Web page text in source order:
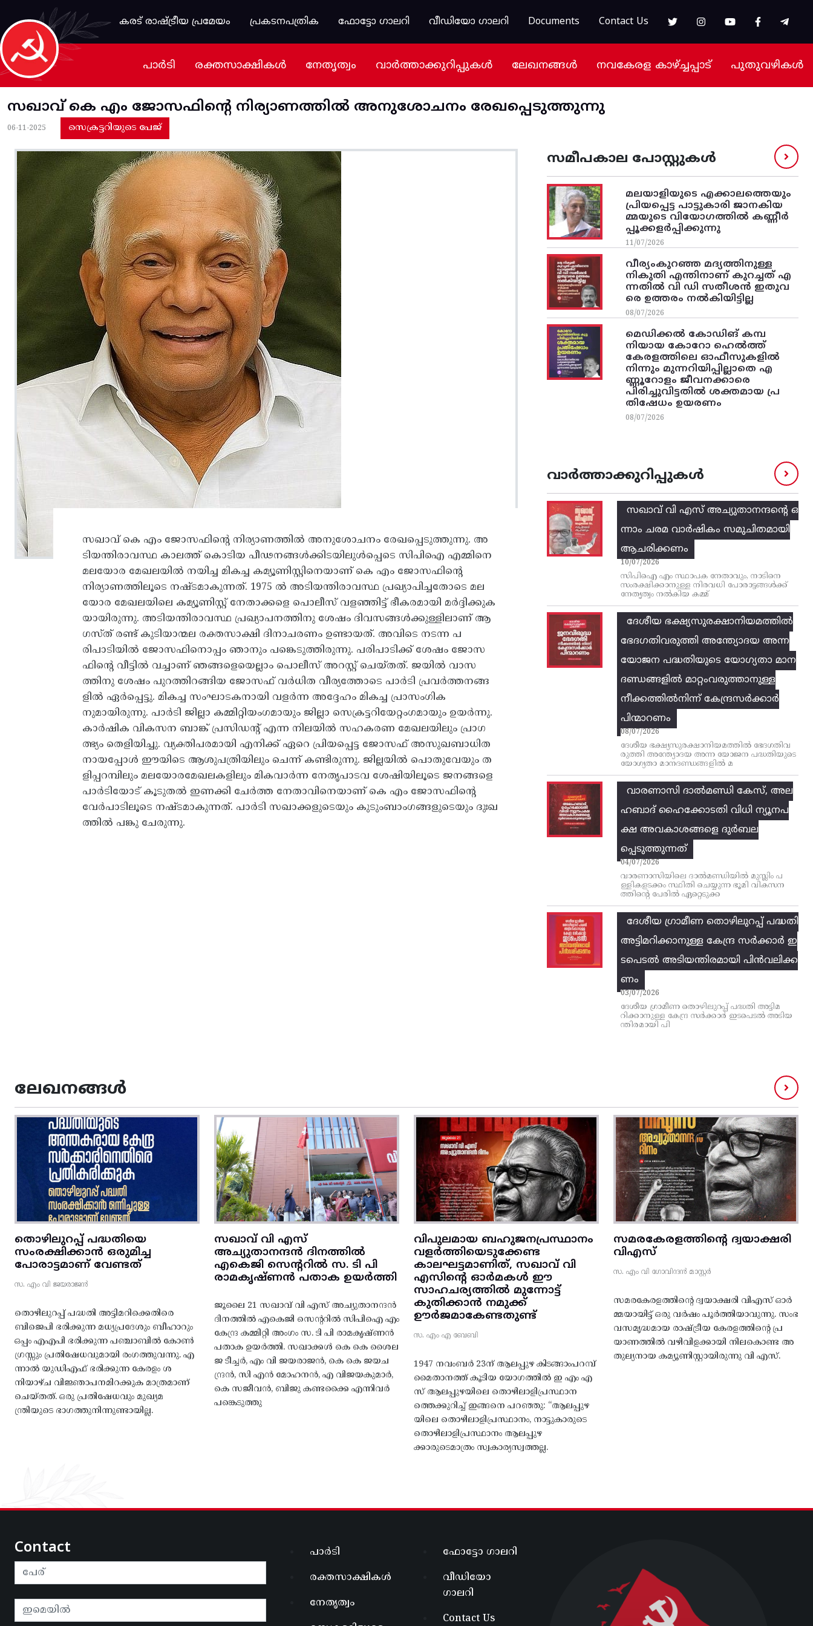
Skip to main content
കരട് രാഷ്ട്രീയ പ്രമേയം
പ്രകടനപത്രിക ഫോട്ടോ ഗാലറി വീഡിയോ ഗാലറി Documents Contact Us
പാർടി രക്തസാക്ഷികൾ നേതൃത്വം വാർത്താക്കുറിപ്പുകൾ ലേഖനങ്ങൾ നവകേരള കാഴ്ച്ചപ്പാട് പുതുവഴികൾ
സഖാവ് കെ എം ജോസഫിന്റെ നിര്യാണത്തിൽ അനുശോചനം രേഖപ്പെടുത്തുന്നു
06-11-2025 സെക്രട്ടറിയുടെ പേജ്
സഖാവ് കെ എം ജോസഫിന്റെ നിര്യാണത്തിൽ അനുശോചനം രേഖപ്പെടുത്തുന്നു. അ
ടിയന്തിരാവസ്ഥ കാലത്ത് കൊടിയ പീഢനങ്ങൾക്കിടയിലുൾപ്പെടെ സിപിഐ എമ്മിനെ
മലയോര മേഖലയിൽ നയിച്ച മികച്ച കമ്യൂണിസ്റ്റിനെയാണ് കെ എം ജോസഫിൻ്റെ
നിര്യാണത്തിലൂടെ നഷ്ടമാകുന്നത്. 1975 ൽ അടിയന്തിരാവസ്ഥ പ്രഖ്യാപിച്ചതോടെ മല
യോര മേഖലയിലെ കമ്യൂണിസ്റ്റ് നേതാക്കളെ പൊലീസ് വളഞ്ഞിട്ട് ഭീകരമായി മർദ്ദിക്കുക
യായിരുന്നു. അടിയന്തിരാവസ്ഥ പ്രഖ്യാപനത്തിനു ശേഷം ദിവസങ്ങൾക്കുള്ളിലാണ് ആ
ഗസ്ത് രണ്ട് കുടിയാന്മല രക്തസാക്ഷി ദിനാചരണം ഉണ്ടായത്. അവിടെ നടന്ന പ
രിപാടിയിൽ ജോസഫിനൊപ്പം ഞാനും പങ്കെടുത്തിരുന്നു. പരിപാടിക്ക് ശേഷം ജോസ
ഫിൻ്റെ വീട്ടിൽ വച്ചാണ് ഞങ്ങളെയെല്ലാം പൊലീസ് അറസ്റ്റ് ചെയ്തത്. ജയിൽ വാസ
ത്തിനു ശേഷം പുറത്തിറങ്ങിയ ജോസഫ് വർധിത വീര്യത്തോടെ പാർടി പ്രവർത്തനങ്ങ
ളിൽ ഏർപ്പെട്ടു. മികച്ച സംഘാടകനായി വളർന്ന അദ്ദേഹം മികച്ച പ്രാസംഗിക
നുമായിരുന്നു. പാർടി ജില്ലാ കമ്മിറ്റിയംഗമായും ജില്ലാ സെക്രട്ടറിയേറ്റംഗമായും ഉയർന്നു.
കാർഷിക വികസന ബാങ്ക് പ്രസിഡൻ്റ് എന്ന നിലയിൽ സഹകരണ മേഖലയിലും പ്രാഗ
ത്ഭ്യം തെളിയിച്ചു. വ്യക്തിപരമായി എനിക്ക് ഏറെ പ്രിയപ്പെട്ട ജോസഫ് അസുഖബാധിത
നായപ്പോൾ ഈയിടെ ആശുപത്രിയിലും ചെന്ന് കണ്ടിരുന്നു. ജില്ലയിൽ പൊതുവേയും ത
ളിപ്പറമ്പിലും മലയോരമേഖലകളിലും മികവാർന്ന നേതൃപാടവ ശേഷിയിലൂടെ ജനങ്ങളെ
പാർടിയോട് കൂടുതൽ ഇണക്കി ചേർത്ത നേതാവിനെയാണ് കെ എം ജോസഫിൻ്റെ
വേർപാടിലൂടെ നഷ്ടമാകുന്നത്. പാർടി സഖാക്കളുടെയും കുടുംബാംഗങ്ങളുടെയും ദുഃഖ
ത്തിൽ പങ്കു ചേരുന്നു.
സമീപകാല പോസ്റ്റുകൾ
മലയാളിയുടെ എക്കാലത്തെയും
പ്രിയപ്പെട്ട പാട്ടുകാരി ജാനകിയ
മ്മയുടെ വിയോഗത്തിൽ കണ്ണീർ
പ്പൂക്കളർപ്പിക്കുന്നു
11/07/2026
വീര്യംകുറഞ്ഞ മദ്യത്തിനുള്ള
നികുതി എന്തിനാണ് കുറച്ചത് എ
ന്നതിൽ വി ഡി സതീശൻ ഇതുവ
രെ ഉത്തരം നൽകിയിട്ടില്ല
08/07/2026
മെഡിക്കൽ കോഡിങ് കമ്പ
നിയായ കോറോ ഹെൽത്ത്
കേരളത്തിലെ ഓഫീസുകളിൽ
നിന്നും മുന്നറിയിപ്പില്ലാതെ എ
ണ്ണൂറോളം ജീവനക്കാരെ
പിരിച്ചുവിട്ടതിൽ‌ ശക്തമായ പ്ര
തിഷേധം ഉയരണം
08/07/2026
വാർത്താക്കുറിപ്പുകൾ
സഖാവ് വി എസ്‌ അച്യുതാനന്ദന്റെ ഒ
ന്നാം ചരമ വാര്‍ഷികം സമുചിതമായി
ആചരിക്കണം
10/07/2026
സിപിഐ എം സ്ഥാപക നേതാവും, നാടിനെ
സംരക്ഷിക്കാനുള്ള നിരവധി പോരാട്ടങ്ങള്‍ക്ക്‌
നേതൃത്വം നല്‍കിയ കമ്മ്
ദേശീയ ഭക്ഷ്യസുരക്ഷാനിയമത്തിൽ
ഭേദഗതിവരുത്തി അന്ത്യോദയ അന്ന
യോജന പദ്ധതിയുടെ യോഗ്യതാ മാന
ദണ്ഡങ്ങളിൽ മാറ്റംവരുത്താനുള്ള
നീക്കത്തിൽനിന്ന്‌ കേന്ദ്രസർക്കാർ
പിന്മാറണം
08/07/2026
ദേശീയ ഭക്ഷ്യസുരക്ഷാനിയമത്തിൽ ഭേദഗതിവ
രുത്തി അന്ത്യോദയ അന്ന യോജന പദ്ധതിയുടെ
യോഗ്യതാ മാനദണ്ഡങ്ങളിൽ മ
വാരണാസി ദാൽമണ്ഡി കേസ്, അല
ഹബാദ് ഹൈക്കോടതി വിധി ന്യൂനപ
ക്ഷ അവകാശങ്ങളെ ദുർബല
പ്പെടുത്തുന്നത്
04/07/2026
വാരണാസിയിലെ ദാൽമണ്ഡിയിൽ മുസ്ലിം പ
ള്ളികളടക്കം സ്ഥിതി ചെയ്യുന്ന ഭൂമി വികസന
ത്തിന്റെ പേരിൽ ഏറ്റെടുക്ക
ദേശീയ ഗ്രാമീണ തൊഴിലുറപ്പ്‌ പദ്ധതി
അട്ടിമറിക്കാനുള്ള കേന്ദ്ര സര്‍ക്കാര്‍ ഇ
ടപെടല്‍ അടിയന്തിരമായി പിന്‍വലിക്ക
ണം
03/07/2026
ദേശീയ ഗ്രാമീണ തൊഴിലുറപ്പ്‌ പദ്ധതി അട്ടിമ
റിക്കാനുള്ള കേന്ദ്ര സര്‍ക്കാര്‍ ഇടപെടല്‍ അടിയ
ന്തിരമായി പി
ലേഖനങ്ങൾ
തൊഴിലുറപ്പ് പദ്ധതിയെ
സംരക്ഷിക്കാൻ ഒരുമിച്ച
പോരാട്ടമാണ് വേണ്ടത്
സ. എം വി ജയരാജൻ
തൊഴിലുറപ്പ് പദ്ധതി അട്ടിമറിക്കെതിരെ
ബിജെപി ഭരിക്കുന്ന മധ്യപ്രദേശും ബീഹാറും
ഒപ്പം എഎപി ഭരിക്കുന്ന പഞ്ചാബിൽ കോൺ
ഗ്രസ്സും പ്രതിഷേധവുമായി രംഗത്തുവന്നു. എ
ന്നാൽ യുഡിഎഫ് ഭരിക്കുന്ന കേരളം ശ
നിയാഴ്ച വിജ്ഞാപനമിറക്കുക മാത്രമാണ്
ചെയ്തത്. ഒരു പ്രതിഷേധവും മുഖ്യമ
ന്ത്രിയുടെ ഭാഗത്തുനിന്നുണ്ടായില്ല.
സഖാവ് വി എസ്
അച്യുതാനന്ദൻ ദിനത്തിൽ
എകെജി സെന്ററിൽ സ. ടി പി
രാമകൃഷ്‌ണൻ പതാക ഉയർത്തി
ജൂലൈ 21 സഖാവ് വി എസ് അച്യുതാനന്ദൻ
ദിനത്തിൽ എകെജി സെന്ററിൽ സിപിഐ എം
കേന്ദ്ര കമ്മിറ്റി അംഗം സ. ടി പി രാമകൃഷ്‌ണൻ
പതാക ഉയർത്തി. സഖാക്കൾ കെ കെ ശൈല
ജ ടീച്ചർ, എം വി ജയരാജൻ, കെ കെ ജയച
ന്ദ്രൻ, സി എൻ മോഹനൻ, എ വിജയകുമാർ,
കെ സജീവൻ, ബിജു കണ്ടക്കൈ എന്നിവർ
പങ്കെടുത്തു
വിപുലമായ ബഹുജനപ്രസ്ഥാനം
വളർത്തിയെടുക്കേണ്ട
കാലഘട്ടമാണിത്, സഖാവ് വി
എസിന്റെ ഓർമകൾ ഈ
സാഹചര്യത്തിൽ മുന്നോട്ട്‌
കുതിക്കാൻ നമുക്ക്
ഊർജമാകേണ്ടതുണ്ട്
സ. എം എ ബേബി
1947 നവംബർ 23ന് ആലപ്പുഴ കിടങ്ങാംപറമ്പ്‌
മൈതാനത്ത്‌ കൂടിയ യോഗത്തിൽ ഇ എം എ
സ് ആലപ്പുഴയിലെ തൊഴിലാളിപ്രസ്ഥാന
ത്തെക്കുറിച്ച് ഇങ്ങനെ പറഞ്ഞു: “ആലപ്പുഴ
യിലെ തൊഴിലാളിപ്രസ്ഥാനം, നാട്ടുകാരുടെ
തൊഴിലാളിപ്രസ്ഥാനം ആലപ്പുഴ
ക്കാരുടെമാത്രം സ്വകാര്യസ്വത്തല്ല.
സമരകേരളത്തിൻ്റെ ദ്വയാക്ഷരി
വിഎസ്
സ. എം വി ഗോവിന്ദൻ മാസ്റ്റർ
സമരകേരളത്തിൻ്റെ ദ്വയാക്ഷരി വിഎസ് ഓർ
മ്മയായിട്ട് ഒരു വർഷം പൂർത്തിയാവുന്നു. സംഭ
വസമൃദ്ധമായ രാഷ്ട്രീയ കേരളത്തിന്റെ പ്ര
യാണത്തിൽ വഴിവിളക്കായി നിലകൊണ്ട അ
തുല്യനായ കമ്യൂണിസ്റ്റായിരുന്നു വി എസ്.
Contact പാർടി
രക്തസാക്ഷികൾ
നേതൃത്വം
ഫോട്ടോ ഗാലറി
വീഡിയോ
ഗാലറി
Contact Us